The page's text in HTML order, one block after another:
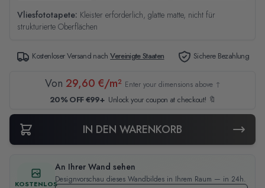
Vliesfototapete: Kleister erforderlich, glatte matte, nicht für
strukturierte Oberflächen
Kostenloser Versand nachVereinigte Staaten Sichere Bezahlung
Von 29,60 €/m² Enter your dimensions above ↑
20% OFF €99+ Unlock your coupon at checkout! 🔖
IN DEN WARENKORB
KOSTENLOS
An Ihrer Wand sehen
Designvorschau dieses Wandbildes in Ihrem Raum — in 24h.